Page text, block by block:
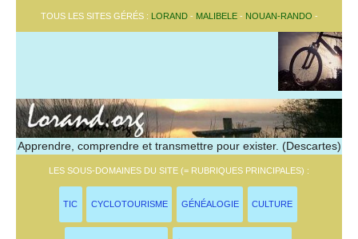
TOUS LES SITES GÉRÉS : LORAND- MALIBELE- NOUAN-RANDO -
Apprendre, comprendre et transmettre pour exister. (Descartes)
LES SOUS-DOMAINES DU SITE (= RUBRIQUES PRINCIPALES) :
TIC CYCLOTOURISME GÉNÉALOGIE CULTURE